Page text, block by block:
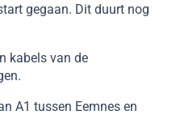
gegaan. Dit duurt nog
kabels van de
A1 tussen Eemnes en